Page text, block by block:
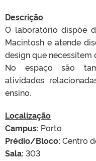
Descrição
O laboratório dispõe
Macintosh e atende
design que necessitem
No espaço são
atividades
ensino.
Localização
Campus: Porto
Prédio/Bloco: Centro
Sala: 303